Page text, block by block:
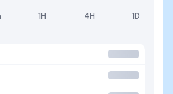
1H 4H 1D